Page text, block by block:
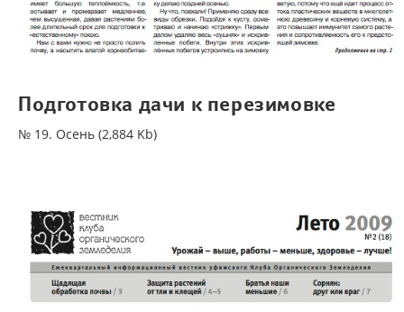
Подготовка дачи к перезимовке
№ 19. Осень (2,884 Kb)